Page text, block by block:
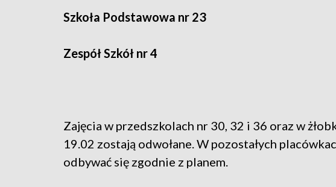
Szkoła Podstawowa nr 23
Zespół Szkół nr 4
Zajęcia w przedszkolach nr 30, 32 i 36 oraz w
19.02 zostają odwołane. W pozostałych
odbywać się zgodnie z planem.